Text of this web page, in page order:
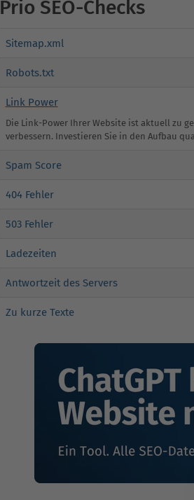
Prio SEO-Checks
Sitemap.xml
Robots.txt
Link Power
Die Link-Power Ihrer Website ist aktuell zu
verbessern. Investieren Sie in den Aufbau
Spam Score
404 Fehler
503 Fehler
Ladezeiten
Antwortzeit des Servers
Zu kurze Texte